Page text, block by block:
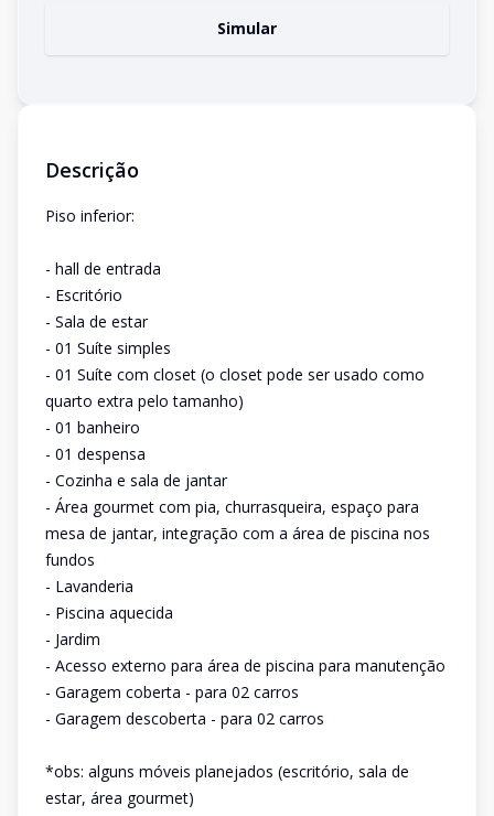
Simular
Descrição
Piso inferior:
- hall de entrada
- Escritório
- Sala de estar
- 01 Suíte simples
- 01 Suíte com closet (o closet pode ser usado como
quarto extra pelo tamanho)
- 01 banheiro
- 01 despensa
- Cozinha e sala de jantar
- Área gourmet com pia, churrasqueira, espaço para
mesa de jantar, integração com a área de piscina nos
fundos
- Lavanderia
- Piscina aquecida
- Jardim
- Acesso externo para área de piscina para manutenção
- Garagem coberta - para 02 carros
- Garagem descoberta - para 02 carros
*obs: alguns móveis planejados (escritório, sala de
estar, área gourmet)